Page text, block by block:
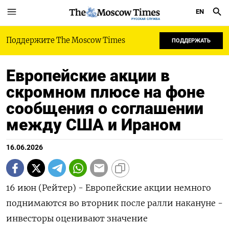
РУССКАЯ СЛУЖБА
EN
Поддержите The Moscow Times ПОДДЕРЖАТЬ
Европейские акции в
скромном плюсе на фоне
сообщения о соглашении
между США и Ираном
16.06.2026
16 июн (Рейтер) - Европейские акции немного
поднимаются во вторник ‌после ралли накануне -
инвесторы оценивают значение